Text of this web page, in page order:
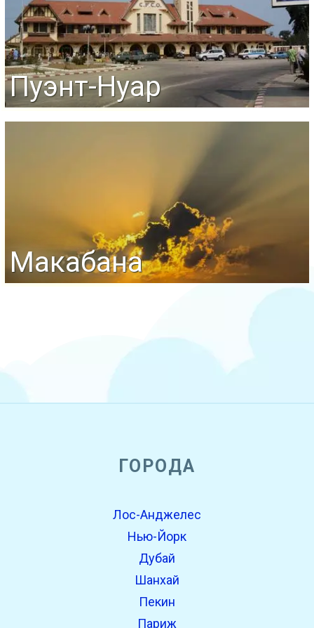
Пуэнт-Нуар
Макабана
ГОРОДА
Лос-Анджелес
Нью-Йорк
Дубай
Шанхай
Пекин
Париж